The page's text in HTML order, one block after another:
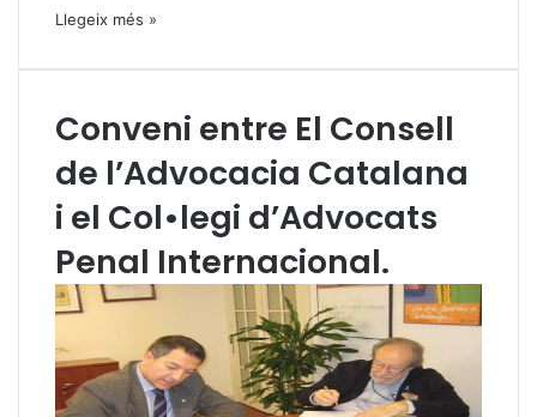
Llegeix més »
Conveni entre El Consell
de l’Advocacia Catalana
i el Col•legi d’Advocats
Penal Internacional.